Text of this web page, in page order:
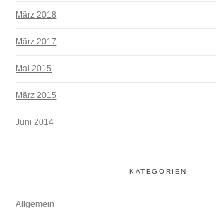
März 2018
März 2017
Mai 2015
März 2015
Juni 2014
KATEGORIEN
Allgemein